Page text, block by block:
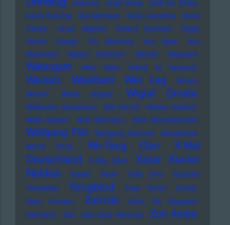
Unionen Uriah Heep
USA for Africa
Uschi Brüning Van Morrison Vicky Leandros Vince
Clarke
Vince Staples Violent Femmes
Virgin
Steele
Visage Viv Albertine Von Spar
Von
Südenfed
Walker Brothers Wanda Warpaint
Watergate Web Web Weird Al Yankovic
WeJazz Westbam Wet Leg
Wham
Wham!
White Stripes Wiglaf Droste
Wildecker Herzbuben Will Ferrell
William Shatner
Willie Nelson
Wolf Biermann Wolf Wondratschek
Wolfgang Flür Wolfgang Zechner
Woodstock
World Party
Wu-Tang Clan
X-Mal
Deutschland
X-Ray Spex Xatar Xavier
Naidoo
Yassin Yeule Yoko Ono
Yousuke
Yukimatsu
Yungblud Yves Tumor
Z-Pain
Zach Condon
Zah1de
Zaho De Sagazan
Zartmann
Zaz Zick Zack Records Zoh Amba